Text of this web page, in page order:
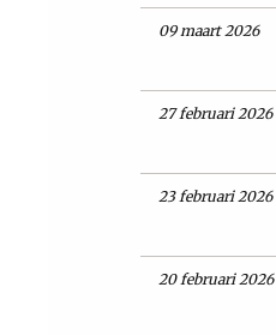
09 maart 2026
27 februari 2026
23 februari 2026
20 februari 2026